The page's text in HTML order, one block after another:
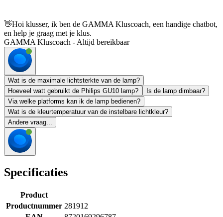
👋Hoi klusser, ik ben de GAMMA Kluscoach, een handige chatbot,
en help je graag met je klus.
GAMMA Kluscoach - Altijd bereikbaar
Wat is de maximale lichtsterkte van de lamp?
Hoeveel watt gebruikt de Philips GU10 lamp?
Is de lamp dimbaar?
Via welke platforms kan ik de lamp bedienen?
Wat is de kleurtemperatuur van de instelbare lichtkleur?
Andere vraag...
Specificaties
Product
Productnummer 281912